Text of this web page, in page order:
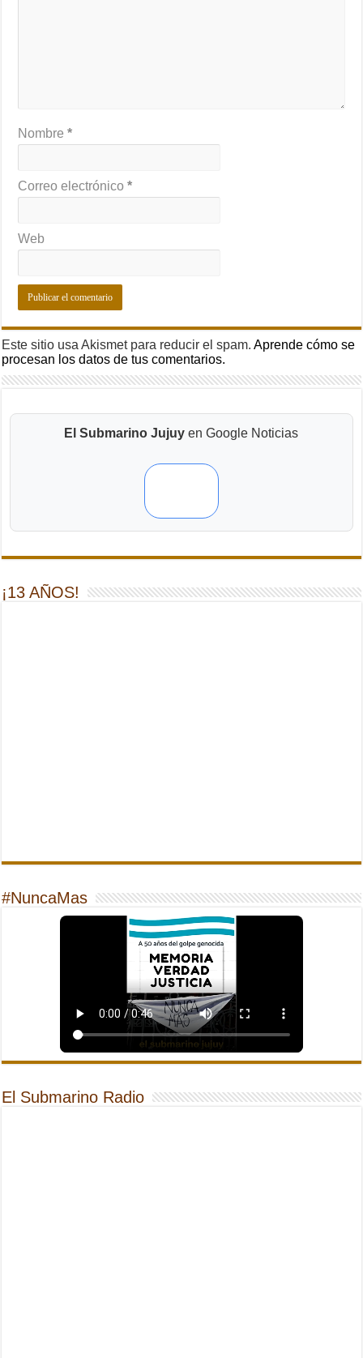
Nombre*
Correo electrónico*
Web
Este sitio usa Akismet para reducir el spam.Aprende cómo se
procesan los datos de tus comentarios.
El Submarino Jujuy en Google Noticias
¡13 AÑOS!
#NuncaMas
El Submarino Radio